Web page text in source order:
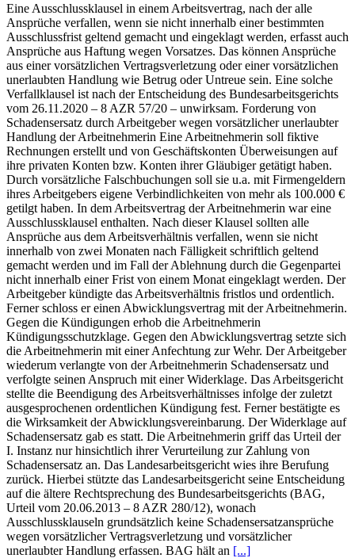
Eine Ausschlussklausel in einem Arbeitsvertrag, nach der alle
Ansprüche verfallen, wenn sie nicht innerhalb einer bestimmten
Ausschlussfrist geltend gemacht und eingeklagt werden, erfasst auch
Ansprüche aus Haftung wegen Vorsatzes. Das können Ansprüche
aus einer vorsätzlichen Vertragsverletzung oder einer vorsätzlichen
unerlaubten Handlung wie Betrug oder Untreue sein. Eine solche
Verfallklausel ist nach der Entscheidung des Bundesarbeitsgerichts
vom 26.11.2020 – 8 AZR 57/20 – unwirksam. Forderung von
Schadensersatz durch Arbeitgeber wegen vorsätzlicher unerlaubter
Handlung der Arbeitnehmerin Eine Arbeitnehmerin soll fiktive
Rechnungen erstellt und von Geschäftskonten Überweisungen auf
ihre privaten Konten bzw. Konten ihrer Gläubiger getätigt haben.
Durch vorsätzliche Falschbuchungen soll sie u.a. mit Firmengeldern
ihres Arbeitgebers eigene Verbindlichkeiten von mehr als 100.000 €
getilgt haben. In dem Arbeitsvertrag der Arbeitnehmerin war eine
Ausschlussklausel enthalten. Nach dieser Klausel sollten alle
Ansprüche aus dem Arbeitsverhältnis verfallen, wenn sie nicht
innerhalb von zwei Monaten nach Fälligkeit schriftlich geltend
gemacht werden und im Fall der Ablehnung durch die Gegenpartei
nicht innerhalb einer Frist von einem Monat eingeklagt werden. Der
Arbeitgeber kündigte das Arbeitsverhältnis fristlos und ordentlich.
Ferner schloss er einen Abwicklungsvertrag mit der Arbeitnehmerin.
Gegen die Kündigungen erhob die Arbeitnehmerin
Kündigungsschutzklage. Gegen den Abwicklungsvertrag setzte sich
die Arbeitnehmerin mit einer Anfechtung zur Wehr. Der Arbeitgeber
wiederum verlangte von der Arbeitnehmerin Schadensersatz und
verfolgte seinen Anspruch mit einer Widerklage. Das Arbeitsgericht
stellte die Beendigung des Arbeitsverhältnisses infolge der zuletzt
ausgesprochenen ordentlichen Kündigung fest. Ferner bestätigte es
die Wirksamkeit der Abwicklungsvereinbarung. Der Widerklage auf
Schadensersatz gab es statt. Die Arbeitnehmerin griff das Urteil der
I. Instanz nur hinsichtlich ihrer Verurteilung zur Zahlung von
Schadensersatz an. Das Landesarbeitsgericht wies ihre Berufung
zurück. Hierbei stützte das Landesarbeitsgericht seine Entscheidung
auf die ältere Rechtsprechung des Bundesarbeitsgerichts (BAG,
Urteil vom 20.06.2013 – 8 AZR 280/12), wonach
Ausschlussklauseln grundsätzlich keine Schadensersatzansprüche
wegen vorsätzlicher Vertragsverletzung und vorsätzlicher
unerlaubter Handlung erfassen. BAG hält an [...]